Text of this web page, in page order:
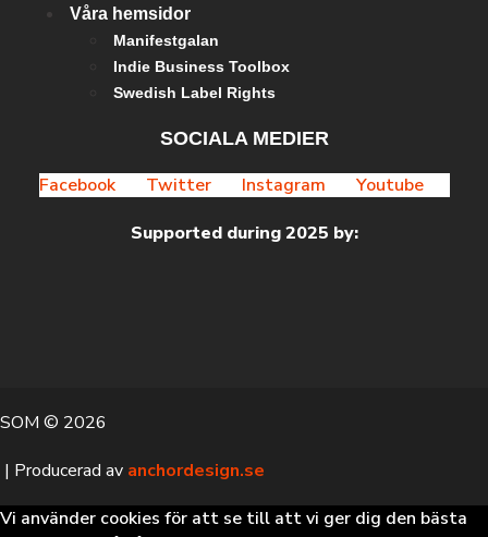
Våra hemsidor
Manifestgalan
Indie Business Toolbox
Swedish Label Rights
SOCIALA MEDIER
Facebook Twitter Instagram
Youtube
Supported during 2025 by:
SOM © 2026
| Producerad av anchordesign.se
Vi använder cookies för att se till att vi ger dig den bästa